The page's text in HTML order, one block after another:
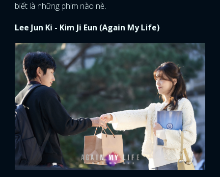
biết là những phim nào nè.
Lee Jun Ki - Kim Ji Eun (Again My Life)